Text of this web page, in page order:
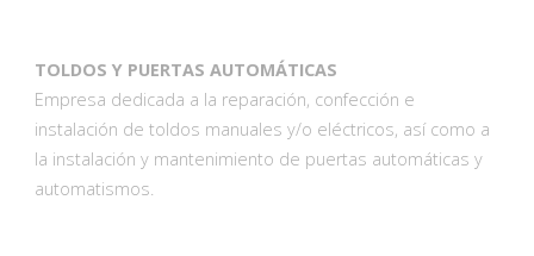
TOLDOS Y PUERTAS AUTOMÁTICAS
Empresa dedicada a la reparación, confección e
instalación de toldos manuales y/o eléctricos, así como a
la instalación y mantenimiento de puertas automáticas y
automatismos.